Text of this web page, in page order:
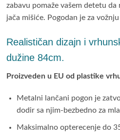
zabavu pomaže vašem detetu
jača mišiće. Pogodan je za
Realističan dizajn i
dužine 84cm.
Proizveden u EU od plastike
Metalni lančani pogon je
dodir sa njim-bezbedno za
Maksimalno opterecenje do